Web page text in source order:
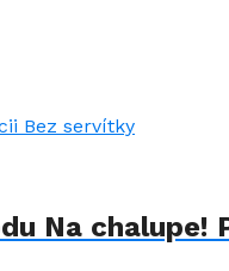
Na chalupe!